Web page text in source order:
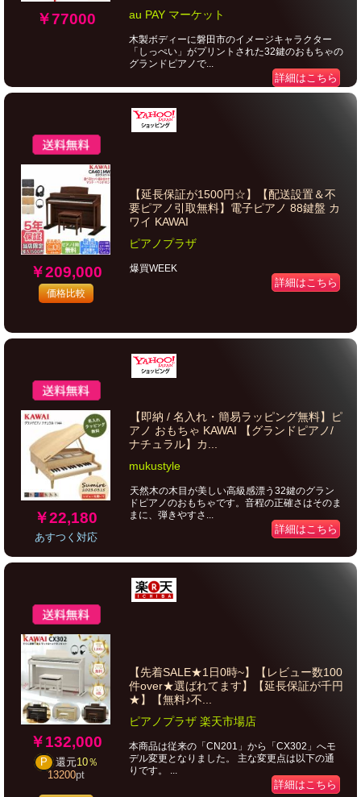
￥77000
au PAY マーケット
木製ボディーに磐田市のイメージキャラクター
「しっぺい」がプリントされた32鍵のおもちゃの
グランドピアノで...
詳細はこちら
￥209,000
価格比較
【延長保証が1500円☆】【配送設置＆不
要ピアノ引取無料】電子ピアノ 88鍵盤 カ
ワイ KAWAI
ピアノプラザ
爆買WEEK
詳細はこちら
￥22,180
あすつく対応
【即納 / 名入れ・簡易ラッピング無料】ピ
アノ おもちゃ KAWAI 【グランドピアノ/
ナチュラル】カ...
mukustyle
天然木の木目が美しい高級感漂う32鍵のグラン
ドピアノのおもちゃです。音程の正確さはそのま
まに、弾きやすさ...
詳細はこちら
￥132,000
P 還元10％
13200pt
【先着SALE★1日0時~】【レビュー数100
件over★選ばれてます】【延長保証が千円
★】【無料♪不...
ピアノプラザ 楽天市場店
本商品は従来の「CN201」から「CX302」へモ
デル変更となりました。 主な変更点は以下の通
りです。 ...
詳細はこちら